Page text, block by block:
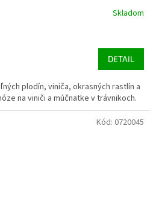
Skladom
DETAIL
plodín, viniča, okrasných rastlín a
na viniči a múčnatke v trávnikoch.
Kód: 0720045